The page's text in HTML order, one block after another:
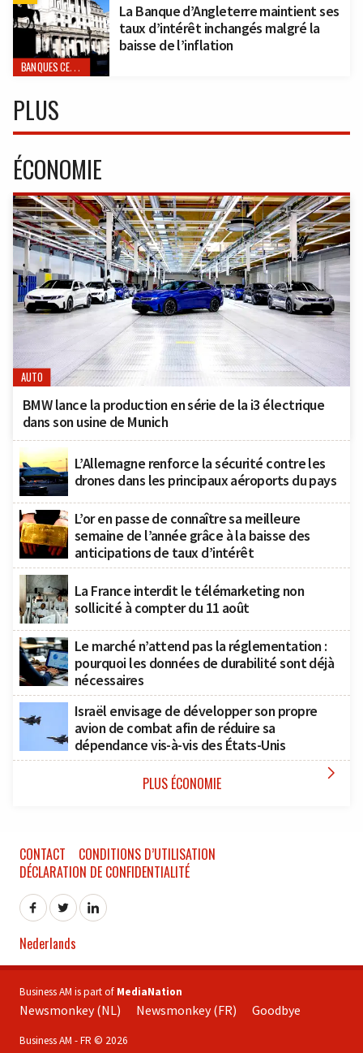
BANQUES CENTRALES
La Banque d’Angleterre maintient ses
taux d’intérêt inchangés malgré la
baisse de l’inflation
PLUS
ÉCONOMIE
AUTO
BMW lance la production en série de la i3 électrique
dans son usine de Munich
L’Allemagne renforce la sécurité contre les
drones dans les principaux aéroports du pays
L’or en passe de connaître sa meilleure
semaine de l’année grâce à la baisse des
anticipations de taux d’intérêt
La France interdit le télémarketing non
sollicité à compter du 11 août
Le marché n’attend pas la réglementation :
pourquoi les données de durabilité sont déjà
nécessaires
Israël envisage de développer son propre
avion de combat afin de réduire sa
dépendance vis-à-vis des États-Unis
PLUS ÉCONOMIE 
CONTACT
CONDITIONS D’UTILISATION
DÉCLARATION DE CONFIDENTIALITÉ
Nederlands
Business AM is part of MediaNation
Newsmonkey (NL) Newsmonkey (FR) Goodbye
Business AM - FR © 2026